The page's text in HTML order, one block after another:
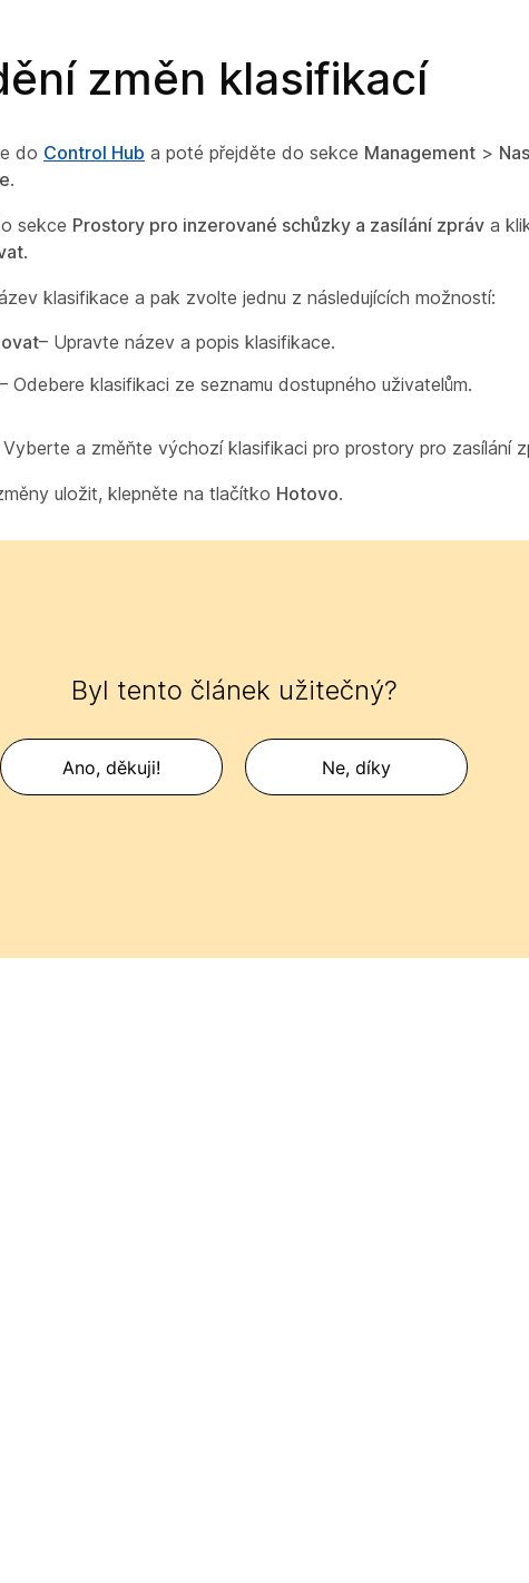
změn klasifikací
do Control Hub a poté přejděte do sekce Management >
.
sekce Prostory pro inzerované schůzky a zasílání zpráv a
.
klasifikace a pak zvolte jednu z následujících možností:
– Upravte název a popis klasifikace.
– Odebere klasifikaci ze seznamu dostupného uživatelům.
Vyberte a změňte výchozí klasifikaci pro prostory pro zasílání
uložit, klepněte na tlačítko Hotovo.
Byl tento článek užitečný?
Ano, děkuji! Ne, díky